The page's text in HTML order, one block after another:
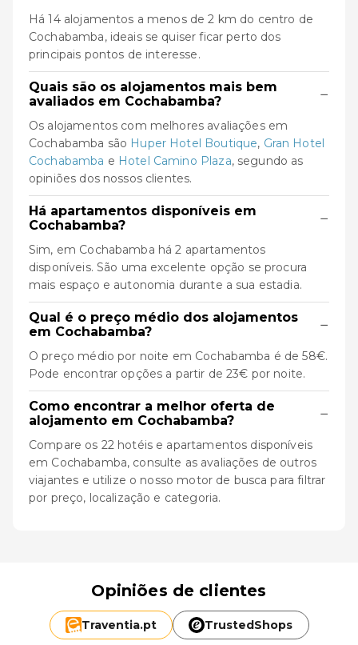
Há 14 alojamentos a menos de 2 km do centro de
Cochabamba, ideais se quiser ficar perto dos
principais pontos de interesse.
Quais são os alojamentos mais bem
avaliados em Cochabamba?
−
Os alojamentos com melhores avaliações em
Cochabamba são Huper Hotel Boutique, Gran Hotel
Cochabamba e Hotel Camino Plaza, segundo as
opiniões dos nossos clientes.
Há apartamentos disponíveis em
Cochabamba?
−
Sim, em Cochabamba há 2 apartamentos
disponíveis. São uma excelente opção se procura
mais espaço e autonomia durante a sua estadia.
Qual é o preço médio dos alojamentos
em Cochabamba?
−
O preço médio por noite em Cochabamba é de 58€.
Pode encontrar opções a partir de 23€ por noite.
Como encontrar a melhor oferta de
alojamento em Cochabamba?
−
Compare os 22 hotéis e apartamentos disponíveis
em Cochabamba, consulte as avaliações de outros
viajantes e utilize o nosso motor de busca para filtrar
por preço, localização e categoria.
Opiniões de clientes
Traventia.pt TrustedShops